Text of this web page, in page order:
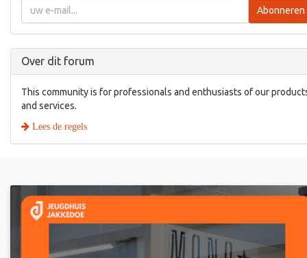
Abonneren
Over dit forum
This community is for professionals and enthusiasts of our
and services.
Lees de regels